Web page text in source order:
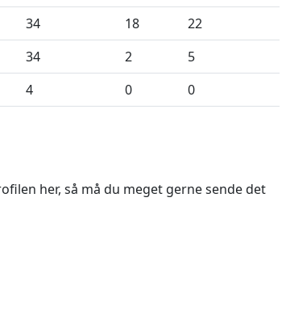
34 18
22
34 2
5
4 0 0
her, så må du meget gerne sende det